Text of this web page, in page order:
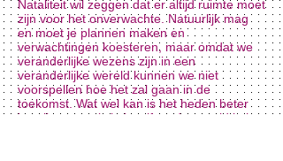
Nataliteit wil zeggen dat er altijd ruimte moet
zijn voor het onverwachte. Natuurlijk mag
en moet je plannen maken en
verwachtingen koesteren, maar omdat we
veranderlijke wezens zijn in een
veranderlijke wereld kunnen we niet
voorspellen hoe het zal gaan in de
toekomst. Wat wel kan is het heden beter
begrijpen en als je jezelf en de wereld in het